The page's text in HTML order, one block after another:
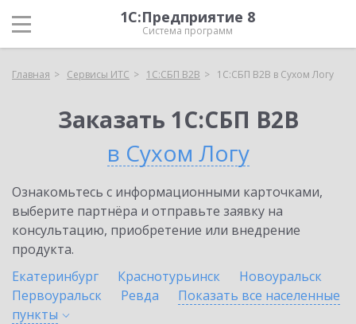
1С:Предприятие 8
Система программ
Главная Сервисы ИТС 1С:СБП B2B 1С:СБП B2B в Сухом Логу
Заказать 1С:СБП B2B
в Сухом Логу
Ознакомьтесь с информационными карточками,
выберите партнёра и отправьте заявку на
консультацию, приобретение или внедрение
продукта.
Екатеринбург
Краснотурьинск
Новоуральск
Первоуральск
Ревда
Показать все населенные
пункты